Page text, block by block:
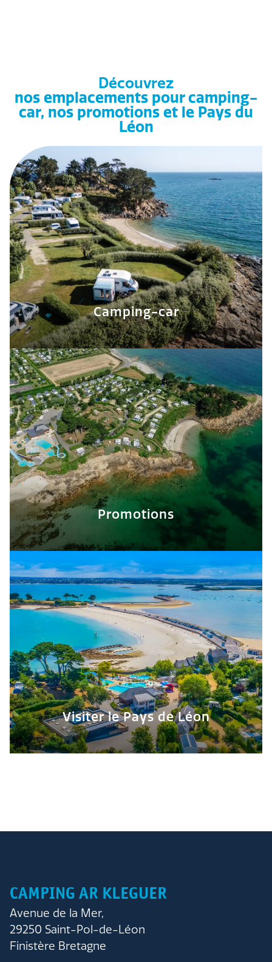
Découvrez
nos emplacements pour camping-
car, nos promotions et le Pays du
Léon
Camping-car
Promotions
Visiter le Pays de Léon
CAMPING AR KLEGUER
Avenue de la Mer,
29250 Saint-Pol-de-Léon
Finistère Bretagne